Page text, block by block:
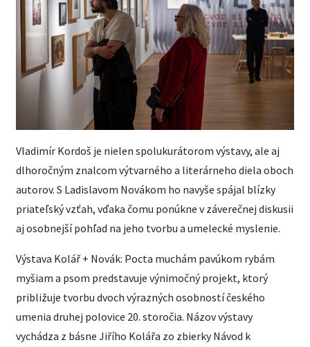
Vladimír Kordoš je nielen spolukurátorom výstavy, ale aj
dlhoročným znalcom výtvarného a literárneho diela oboch
autorov. S Ladislavom Novákom ho navyše spájal blízky
priateľský vzťah, vďaka čomu ponúkne v záverečnej diskusii
aj osobnejší pohľad na jeho tvorbu a umelecké myslenie.
Výstava Kolář + Novák: Pocta muchám pavúkom rybám
myšiam a psom predstavuje výnimočný projekt, ktorý
približuje tvorbu dvoch výrazných osobností českého
umenia druhej polovice 20. storočia. Názov výstavy
vychádza z básne Jiřího Kolářa zo zbierky Návod k